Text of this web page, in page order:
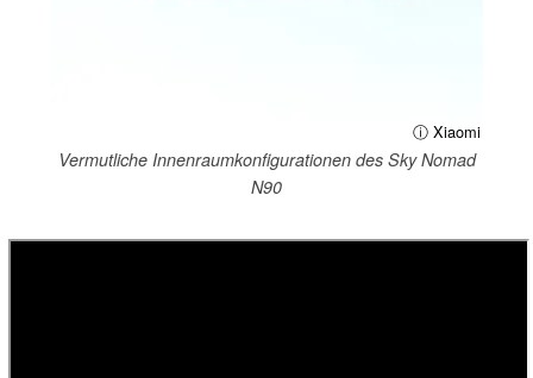
ⓘ Xiaomi
Vermutliche Innenraumkonfigurationen des Sky Nomad
N90